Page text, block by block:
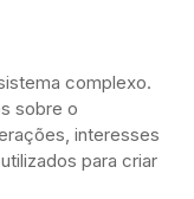
complexo.
sobre o
interesses
para criar